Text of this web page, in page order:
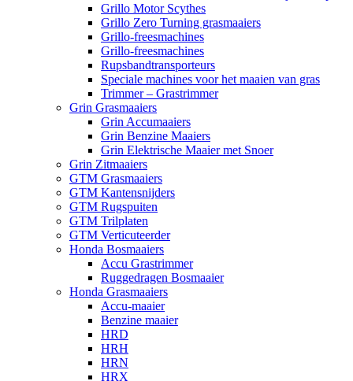
Grillo Motor Scythes
Grillo Zero Turning grasmaaiers
Grillo-freesmachines
Grillo-freesmachines
Rupsbandtransporteurs
Speciale machines voor het maaien van gras
Trimmer – Grastrimmer
Grin Grasmaaiers
Grin Accumaaiers
Grin Benzine Maaiers
Grin Elektrische Maaier met Snoer
Grin Zitmaaiers
GTM Grasmaaiers
GTM Kantensnijders
GTM Rugspuiten
GTM Trilplaten
GTM Verticuteerder
Honda Bosmaaiers
Accu Grastrimmer
Ruggedragen Bosmaaier
Honda Grasmaaiers
Accu-maaier
Benzine maaier
HRD
HRH
HRN
HRX